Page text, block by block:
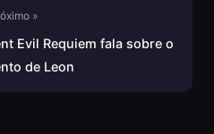
»
Evil Requiem fala sobre o
de Leon